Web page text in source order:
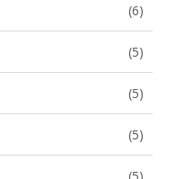
(6)
(5)
(5)
(5)